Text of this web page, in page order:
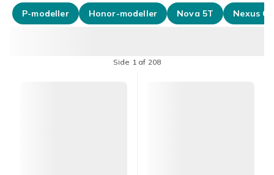
P-modeller Honor-modeller Nova 5T Nexus 6P
Side 1 af 208